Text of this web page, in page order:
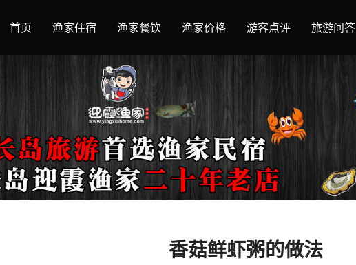
首页 渔家住宿 渔家餐饮 渔家价格 游客点评 旅游问答
香菇鲜虾粥的做法